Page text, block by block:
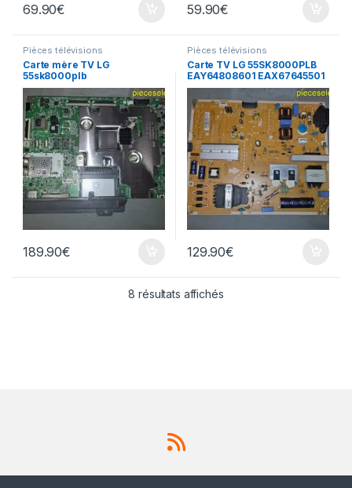
69.90€ 59.90€
Pièces télévisions
Carte mère TV LG
55sk8000plb
EAX67861603(1.1)
189.90€
Pièces télévisions
Carte TV LG 55SK8000PLB
EAY64808601 EAX67645501
(1.8)
129.90€
8 résultats affichés